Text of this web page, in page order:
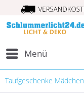
Menü
Taufgeschenke Mädchen